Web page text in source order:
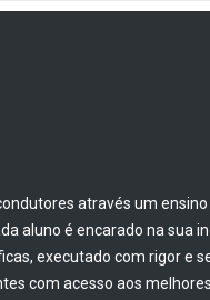
através um ensino
aluno é encarado na sua
executado com rigor e
com acesso aos